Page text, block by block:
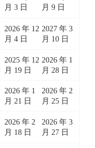
月 3 日
月 9 日
2026 年 12
月 4 日
2027 年 3
月 10 日
2025 年 12
月 19 日
2026 年 1
月 28 日
2026 年 1
月 21 日
2026 年 2
月 25 日
2026 年 2
月 18 日
2026 年 3
月 27 日